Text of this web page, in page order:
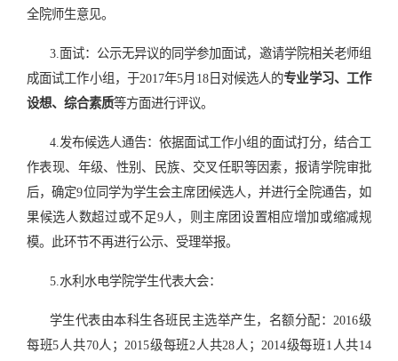
全院师生意见。
3.面试：公示无异议的同学参加面试，邀请学院相关老师组
成面试工作小组，于2017年5月 18日对候选人的专业学习、工作
设想、综合素质等方面进行评议。
4.发布候选人通告：依据面试工作小组的面试打分，结合工
作表现、年级、性别、民族、交叉任职等因素，报请学院审批
后，确定9位同学为学生会主席团候选人，并进行全院通告，如
果候选人数超过或不足9人，则主席团设置相应增加或缩减规
模。此环节不再进行公示、受理举报。
5.水利水电学院学生代表大会：
学生代表由本科生各班民主选举产生，名额分配： 2016级
每班5人共70人； 2015级每班2 人共28人； 2014级每班1 人共14